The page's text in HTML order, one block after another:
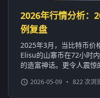
2026年行情分析：
例复盘
2025年3月，当比特币价
Elisu的山寨币在72小时
的造富神话。更令人震
2026-05-09 • 822 次浏